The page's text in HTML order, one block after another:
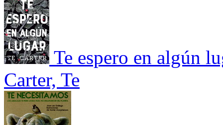
Te espero en algún
Carter, Te